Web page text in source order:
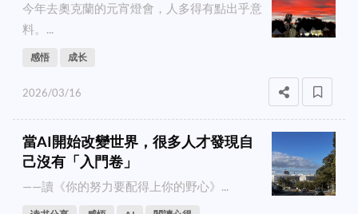
今年去奧克蘭的元宵燈會，人多得有點出乎意
料。...
感悟 成长
2026/03/16
當AI開始改變世界，很多人才發現自
己沒有「入門卷」
——讀《你的努力要配得上你的野心》...